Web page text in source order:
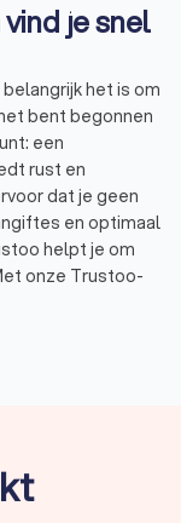
je snel
het is om
bent begonnen
een
rust en
dat je geen
en optimaal
helpt je om
onze Trustoo-
doen?
bonnen